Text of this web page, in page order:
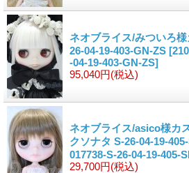
ネオブライス/みついろ
26-04-19-403-GN-ZS
-04-19-403-GN-ZS]
95,040円(税込)
ネオブライス/asico様カ
クソナタ S-26-04-19-
017738-S-26-04-19-405-
29,700円(税込)